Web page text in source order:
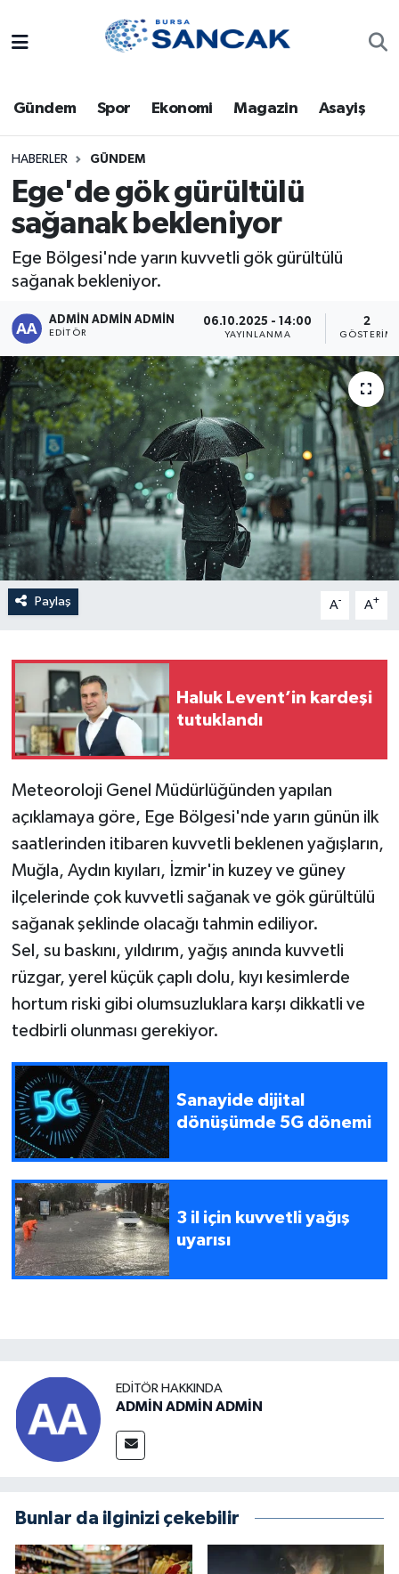
Gündem Spor Ekonomi Magazin Asayiş
HABERLER GÜNDEM
Ege'de gök gürültülü
sağanak bekleniyor
Ege Bölgesi'nde yarın kuvvetli gök gürültülü
sağanak bekleniyor.
ADMİN ADMİN ADMİN
EDITÖR
06.10.2025 - 14:00
YAYINLANMA
2
GÖSTERIM
Paylaş A- A+
Haluk Levent’in kardeşi
tutuklandı
Meteoroloji Genel Müdürlüğünden yapılan
açıklamaya göre, Ege Bölgesi'nde yarın günün ilk
saatlerinden itibaren kuvvetli beklenen yağışların,
Muğla, Aydın kıyıları, İzmir'in kuzey ve güney
ilçelerinde çok kuvvetli sağanak ve gök gürültülü
sağanak şeklinde olacağı tahmin ediliyor.
Sel, su baskını, yıldırım, yağış anında kuvvetli
rüzgar, yerel küçük çaplı dolu, kıyı kesimlerde
hortum riski gibi olumsuzluklara karşı dikkatli ve
tedbirli olunması gerekiyor.
Sanayide dijital
dönüşümde 5G dönemi
3 il için kuvvetli yağış
uyarısı
EDITÖR HAKKINDA
ADMİN ADMİN ADMİN
Bunlar da ilginizi çekebilir
Bursa
Dünya
Eğitim
Ekonomi
Gündem
Magazin
Sağlık
Siyaset
Spor
Türkiye
Trafik Durumu
Süper Lig Puan Durumu ve Fikstür
Tüm Manşetler
Son Dakika Haberleri
Haber Arşivi